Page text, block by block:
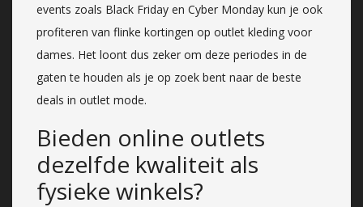
events zoals Black Friday en Cyber Monday kun je ook
profiteren van flinke kortingen op outlet kleding voor
dames. Het loont dus zeker om deze periodes in de
gaten te houden als je op zoek bent naar de beste
deals in outlet mode.
Bieden online outlets
dezelfde kwaliteit als
fysieke winkels?